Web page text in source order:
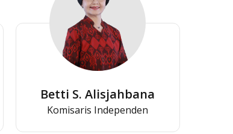
Betti S. Alisjahbana
Komisaris Independen